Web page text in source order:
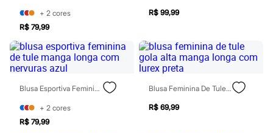
Perfumes
Perfumes femininos
Perfumes masculinos
Todos os produtos
Mindse7
Blusas
Calças
Casacos e Jaquetas
Jeans
+ 2 cores
R$ 79,99
R$ 99,99
Blusa Esportiva Feminina De Tule Manga Longa Com Nervuras Azul
+ 2 cores
R$ 79,99
Blusa Feminina De Tule Gola Alta Manga Longa Com Lurex Preta
R$ 69,99